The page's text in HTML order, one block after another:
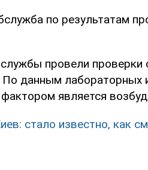
по результатам
провели проверки
данным лабораторных
является
стало известно, как